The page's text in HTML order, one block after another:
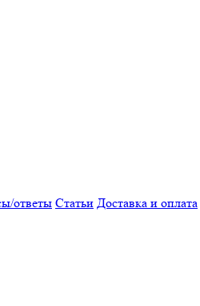
ответы Статьи Доставка и оплата